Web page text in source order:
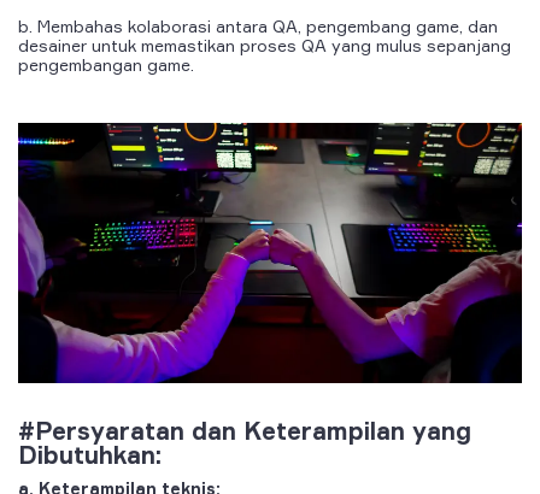
b. Membahas kolaborasi antara QA, pengembang game, dan
desainer untuk memastikan proses QA yang mulus sepanjang
pengembangan game.
#Persyaratan dan Keterampilan yang
Dibutuhkan:
a. Keterampilan teknis: